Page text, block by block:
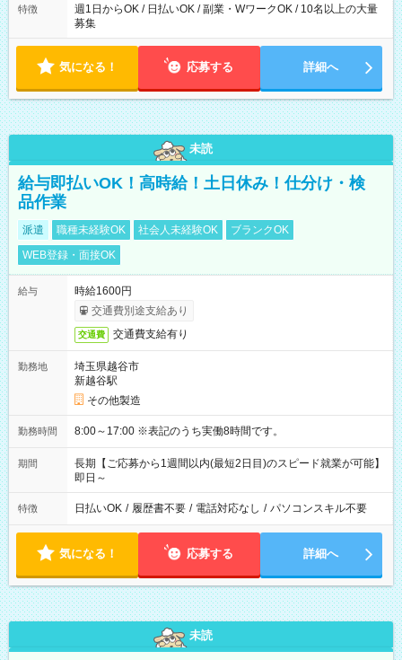
特徴
週1日からOK / 日払いOK / 副業・WワークOK / 10名以上の大量
募集
気になる！ 応募する 詳細へ
未読
給与即払いOK！高時給！土日休み！仕分け・検
品作業
派遣 職種未経験OK 社会人未経験OK
ブランクOK
WEB登録・面接OK
給与
時給1600円
交通費別途支給あり
交通費 交通費支給有り
勤務地
埼玉県越谷市
新越谷駅
その他製造
勤務時間 8:00～17:00 ※表記のうち実働8時間です。
期間
長期【ご応募から1週間以内(最短2日目)のスピード就業が可能】
即日～
特徴 日払いOK / 履歴書不要 / 電話対応なし / パソコンスキル不要
気になる！ 応募する 詳細へ
未読